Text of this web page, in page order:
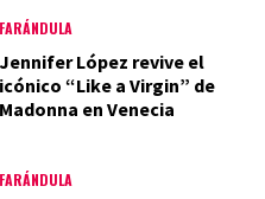
FARÁNDULA
Jennifer López revive el
icónico “Like a Virgin” de
Madonna en Venecia
FARÁNDULA